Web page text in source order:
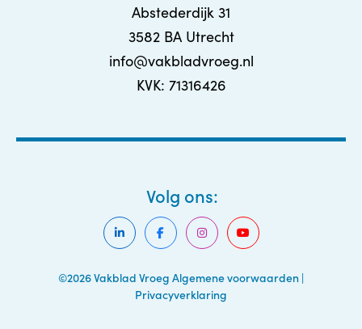
Abstederdijk 31
3582 BA Utrecht
info@vakbladvroeg.nl
KVK: 71316426
©2026 Vakblad Vroeg Algemene voorwaarden |
Privacyverklaring
Volg ons: